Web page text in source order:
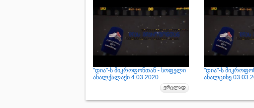
"დია"-ს მიკროფონთან - სოფელი
ახალქალაქი 4.03.2020
"დია"-ს
ახალციხე